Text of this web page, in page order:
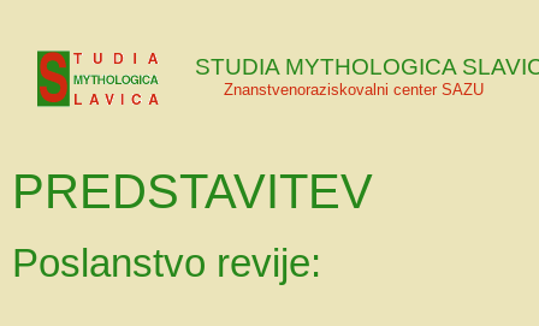
STUDIA MYTHOLOGICA
Znanstvenoraziskovalni center SAZU
PREDSTAVITEV
Poslanstvo revije: